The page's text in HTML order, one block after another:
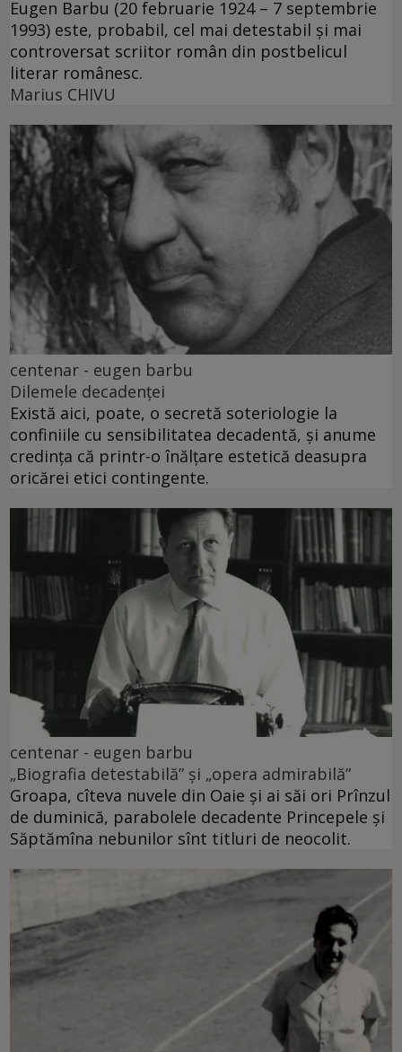
Eugen Barbu (20 februarie 1924 – 7 septembrie
1993) este, probabil, cel mai detestabil și mai
controversat scriitor român din postbelicul
literar românesc.
Marius CHIVU
centenar - eugen barbu
Dilemele decadenței
Există aici, poate, o secretă soteriologie la
confiniile cu sensibilitatea decadentă, și anume
credința că printr-o înălțare estetică deasupra
oricărei etici contingente.
centenar - eugen barbu
„Biografia detestabilă” și „opera admirabilă”
Groapa, cîteva nuvele din Oaie și ai săi ori Prînzul
de duminică, parabolele decadente Princepele și
Săptămîna nebunilor sînt titluri de neocolit.